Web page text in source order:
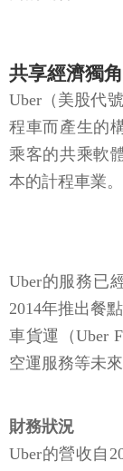
共享經濟獨
Uber（美股代
程車而產生的
乘客的共乘軟
本的計程車業。
Uber的服務已
2014年推出餐
車貨運（Uber
空運服務等未來
財務狀況
Uber的營收自